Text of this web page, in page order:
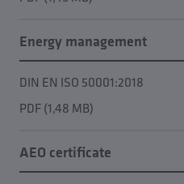
Energy management
DIN EN ISO 50001:2018
PDF (1,48 MB)
AEO certificate